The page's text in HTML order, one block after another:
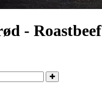
- Roastbeef